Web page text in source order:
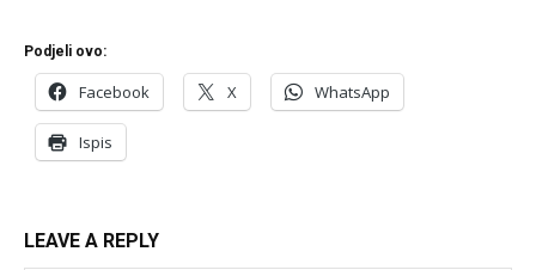
Podjeli ovo:
Facebook X WhatsApp
Ispis
LEAVE A REPLY